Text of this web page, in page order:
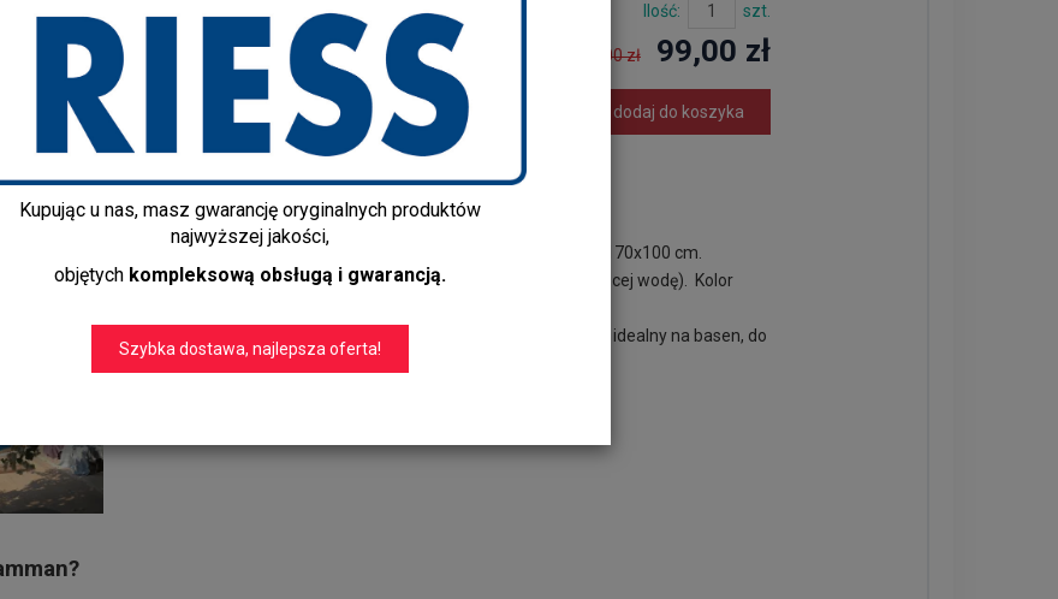
Kupując u nas, masz gwarancję oryginalnych produktów
najwyższej jakości,
objętych kompleksową obsługą i gwarancją.
Szybka dostawa, najlepsza oferta!
1700-1069
Producent:Ottomania
Dostępność:
Szybka dostawa!
Czas realizacji:
1-2 dni
Dostawa gratis!
+48 22 299 19 84
Ilość: szt.
129,00 zł 99,00 zł
dodaj do koszyka
Ręcznik bawełniany hammam o wymiarach 170x100 cm.
Wykonany z bawełny hydrofilowej (absorbującej wodę). Kolor
Szybko schnie i jest bardzo lekki, dlatego jest idealny na basen, do
sauny i na lato. Ma mnóstwo zastosowań.